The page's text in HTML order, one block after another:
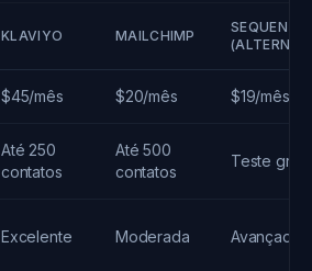
KLAVIYO MAILCHIMP
SEQUENZY
$45/mês $20/mês $19/mês
Até 250
contatos
Até 500
contatos
Teste
Excelente Moderada Avançada